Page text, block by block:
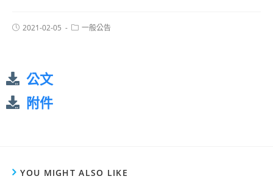
2021-02-05 一般公告
公文
附件
YOU MIGHT ALSO LIKE